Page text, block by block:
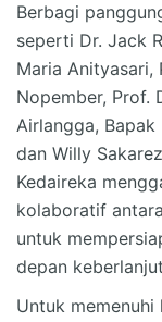
Berbagi
seperti Dr. Jack
Maria Anityasari,
Nopember, Prof.
Airlangga, Bapak
dan Willy
Kedaireka
kolaboratif
untuk
depan
Untuk